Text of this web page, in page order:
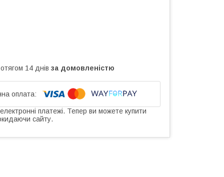
14 днів за домовленістю
платежі. Тепер ви можете купити
сайту.